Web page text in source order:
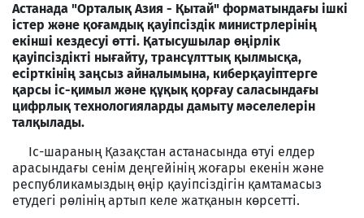
Астанада "Орталық Азия - Қытай" форматындағы ішкі
істер және қоғамдық қауіпсіздік министрлерінің
екінші кездесуі өтті. Қатысушылар өңірлік
қауіпсіздікті нығайту, трансұлттық қылмысқа,
есірткінің заңсыз айналымына, киберқауіптерге
қарсы іс-қимыл және құқық қорғау саласындағы
цифрлық технологияларды дамыту мәселелерін
талқылады.
Іс-шараның Қазақстан астанасында өтуі елдер
арасындағы сенім деңгейінің жоғары екенін және
республикамыздың өңір қауіпсіздігін қамтамасыз
етудегі рөлінің артып келе жатқанын көрсетті.